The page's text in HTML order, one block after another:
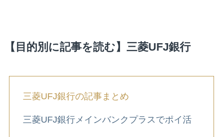
【目的別に記事を読む】三菱UFJ銀行
三菱UFJ銀行の記事まとめ
三菱UFJ銀行メインバンクプラスでポイ活